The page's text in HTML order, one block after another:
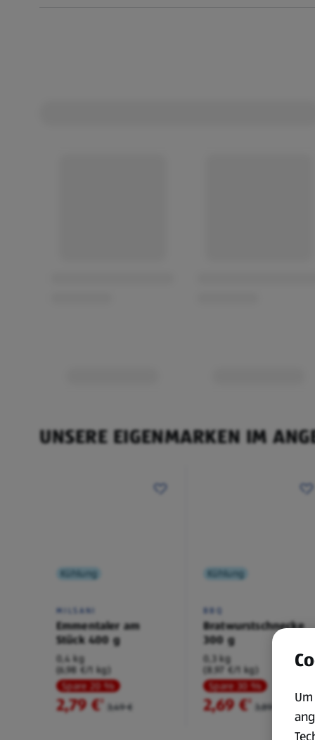
UNSERE EIGENMARKEN IM
Kühlung
MILSANI
Emmentaler am
Stück 400 g
0,4 kg
(6,98 €/1 kg)
Spare 20 %
2,79 €² 3,49 €
Kühlung
BBQ
Bratwurstschnecke
300 g
0,3 kg
(8,97 €/1 kg)
Spare 30 %
2,69 €² 3,89 €